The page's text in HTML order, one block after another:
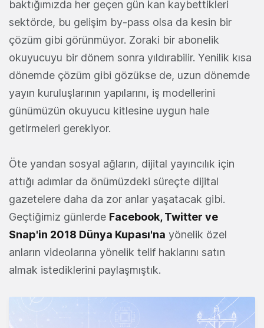
baktığımızda her geçen gün kan kaybettikleri
sektörde, bu gelişim by-pass olsa da kesin bir
çözüm gibi görünmüyor. Zoraki bir abonelik
okuyucuyu bir dönem sonra yıldırabilir. Yenilik kısa
dönemde çözüm gibi gözükse de, uzun dönemde
yayın kuruluşlarının yapılarını, iş modellerini
günümüzün okuyucu kitlesine uygun hale
getirmeleri gerekiyor.
Öte yandan sosyal ağların, dijital yayıncılık için
attığı adımlar da önümüzdeki süreçte dijital
gazetelere daha da zor anlar yaşatacak gibi.
Geçtiğimiz günlerde Facebook, Twitter ve
Snap'in 2018 Dünya Kupası'na yönelik özel
anların videolarına yönelik telif haklarını satın
almak istediklerini paylaşmıştık.